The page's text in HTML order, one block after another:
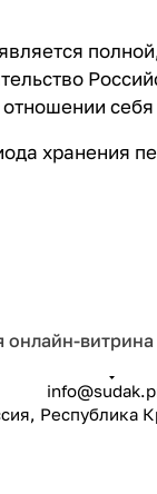
себя
хранения
онлайн-
Республика